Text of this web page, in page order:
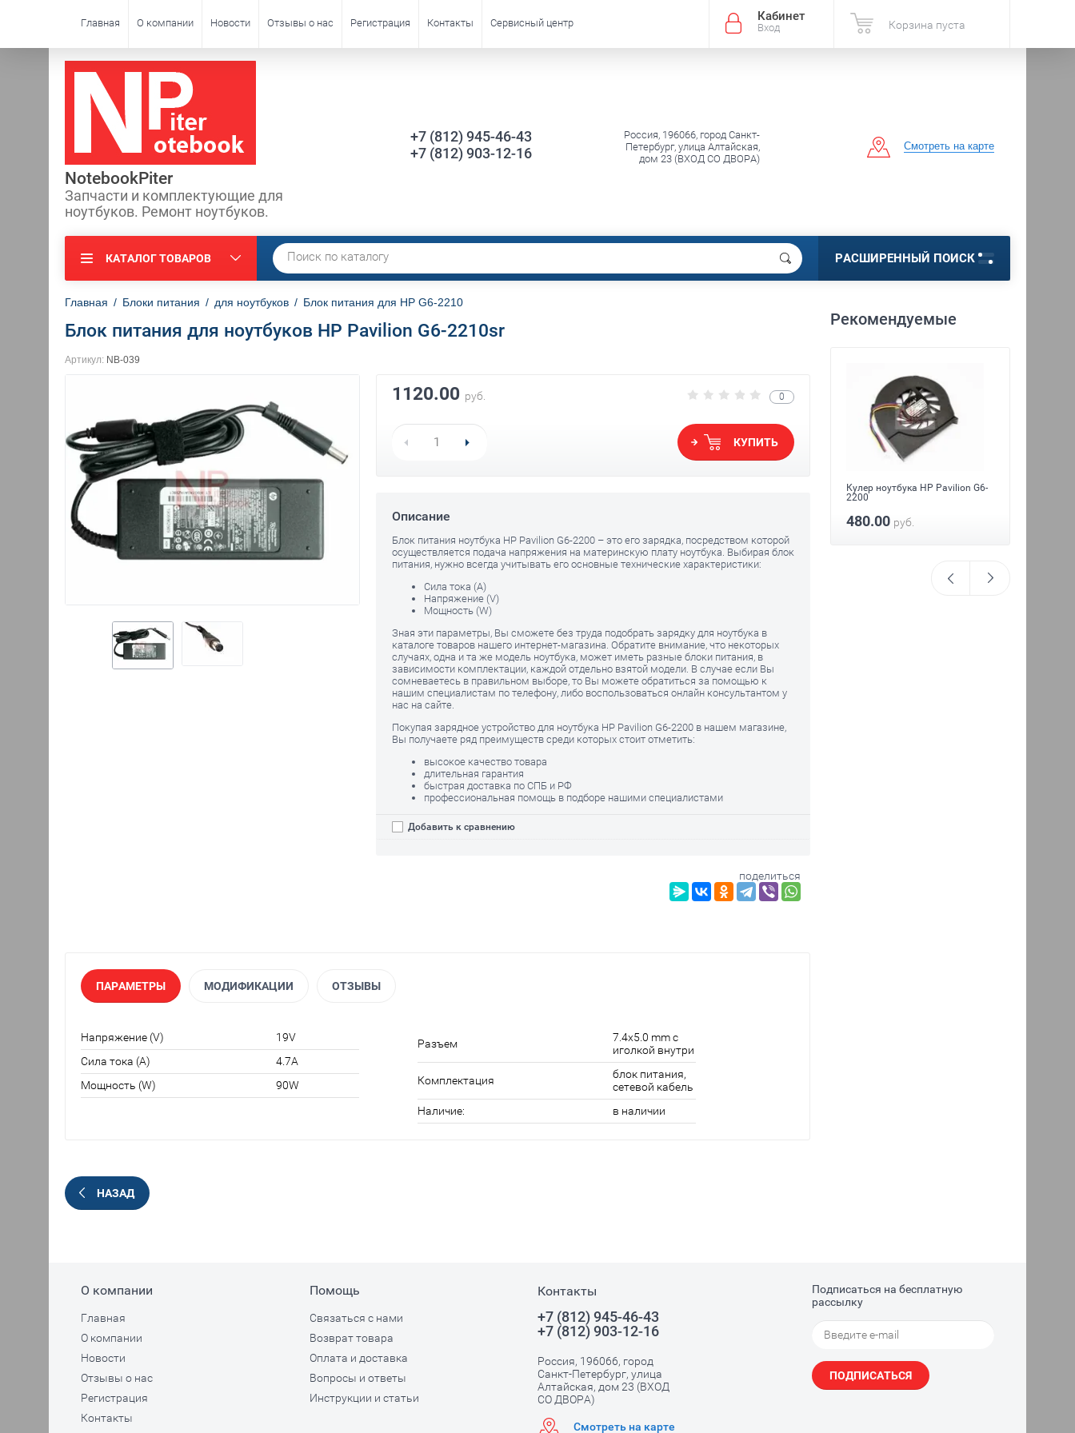
Кабинет
Вход Корзина пуста
Главная О компании Новости Отзывы о нас Регистрация Контакты Сервисный центр
NotebookPiter
Запчасти и комплектующие для
ноутбуков. Ремонт ноутбуков.
+7 (812) 945-46-43
+7 (812) 903-12-16
Россия, 196066, город Санкт-
Петербург, улица Алтайская,
дом 23 (ВХОД СО ДВОРА)
Смотреть на карте
КАТАЛОГ ТОВАРОВ РАСШИРЕННЫЙ ПОИСК
Рекомендуемые
Кулер ноутбука HP Pavilion G6-
2200
480.00
Батарея ноутбука HP Pavilion
Кулер ноутбука HP Pavilion G6-
2200
480.00 руб.
Главная / Блоки питания / для ноутбуков / Блок питания для HP G6-2210
Блок питания для ноутбуков HP Pavilion G6-2210sr
Артикул: NB-039
0
1120.00 руб.
КУПИТЬ
Описание
Блок питания ноутбука HP Pavilion G6-2200 – это его зарядка, посредством которой
осуществляется подача напряжения на материнскую плату ноутбука. Выбирая блок
питания, нужно всегда учитывать его основные технические характеристики:
Сила тока (A)
Напряжение (V)
Мощность (W)
Зная эти параметры, Вы сможете без труда подобрать зарядку для ноутбука в
каталоге товаров нашего интернет-магазина. Обратите внимание, что некоторых
случаях, одна и та же модель ноутбука, может иметь разные блоки питания, в
зависимости комплектации, каждой отдельно взятой модели. В случае если Вы
сомневаетесь в правильном выборе, то Вы можете обратиться за помощью к
нашим специалистам по телефону, либо воспользоваться онлайн консультантом у
нас на сайте.
Покупая зарядное устройство для ноутбука HP Pavilion G6-2200 в нашем магазине,
Вы получаете ряд преимуществ среди которых стоит отметить:
высокое качество товара
длительная гарантия
быстрая доставка по СПБ и РФ
профессиональная помощь в подборе нашими специалистами
Добавить к сравнению
поделиться
ПАРАМЕТРЫ МОДИФИКАЦИИ ОТЗЫВЫ
Напряжение (V)
19V
Сила тока (A)
4.7A
Мощность (W)
90W
Разъем
7.4x5.0 mm с
иголкой внутри
Комплектация
блок питания,
сетевой кабель
Наличие:
в наличии
НАЗАД
О компании
Главная
О компании
Новости
Отзывы о нас
Регистрация
Контакты
Помощь
Связаться с нами
Возврат товара
Оплата и доставка
Вопросы и ответы
Инструкции и статьи
Контакты
+7 (812) 945-46-43
+7 (812) 903-12-16
Россия, 196066, город
Санкт-Петербург, улица
Алтайская, дом 23 (ВХОД
СО ДВОРА)
Смотреть на карте
Подписаться на бесплатную
рассылку
ПОДПИСАТЬСЯ